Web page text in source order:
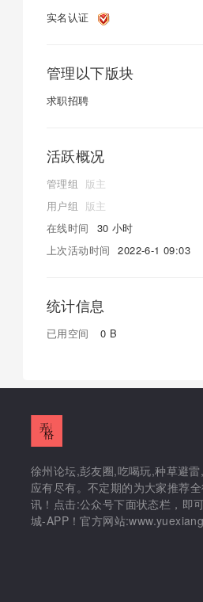
实名认证
管理以下版块
求职招聘
活跃概况
管理组 版主
用户组 版主
在线时间
30 小时
上次活动时间
2022-6-1 09:03
统计信息
已用空间 0 B
徐州论坛,彭友圈,吃喝玩,种草避
应有尽有。不定期的为大家推荐
讯！点击:公众号下面状态栏，即
城-APP！官方网站